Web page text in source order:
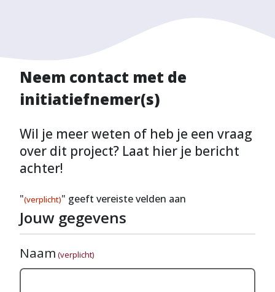
Neem contact met de
initiatiefnemer(s)
Wil je meer weten of heb je een vraag
over dit project? Laat hier je bericht
achter!
"(verplicht)" geeft vereiste velden aan
Jouw gegevens
Naam (verplicht)